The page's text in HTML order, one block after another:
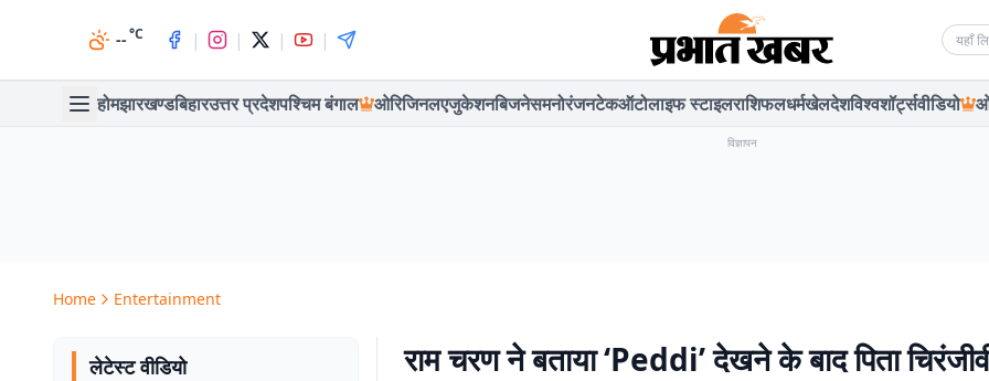
--°C | | | |
होमझारखण्डबिहारउत्तर प्रदेशपश्चिम बंगाल ओरिजिनलएजुकेशनबिजनेसमनोरंजनटेकऑटोलाइफ स्टाइलराशिफलधर्मखेलदेशविश्वशॉर्ट्सवीडियो
विज्ञापन
Home Entertainment
लेटेस्ट वीडियो
राम चरण ने बताया ‘Peddi’ देखने के बाद पिता